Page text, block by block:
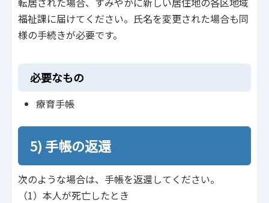
福祉課に届けてください。氏名を変更された場合も同
様の手続きが必要です。
必要なもの
療育手帳
5) 手帳の返還
次のような場合は、手帳を返還してください。
（1）本人が死亡したとき